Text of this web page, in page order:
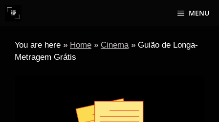
Skip
MENU
You are here » Home » Cinema» Guião de Longa-
Metragem Grátis